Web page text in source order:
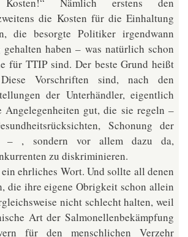
Nämlich erstens den
die Kosten für die Einhaltung
die besorgte Politiker irgendwann
haben – was natürlich schon
für TTIP sind. Der beste Grund heißt
Vorschriften sind, nach den
der Unterhändler, eigentlich
gut, die sie regeln –
Schonung der
– , sondern vor allem dazu da,
zu diskriminieren.
ehrliches Wort. Und sollte all denen
die ihre eigene Obrigkeit schon allein
nicht schlecht halten, weil
Art der Salmonellenbekämpfung
für den menschlichen Verzehr